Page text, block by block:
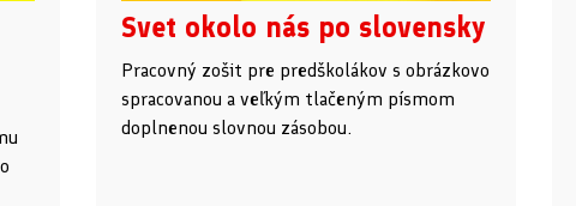
Svet okolo nás po slovensky
Pracovný zošit pre predškolákov s obrázkovo
spracovanou a veľkým tlačeným písmom
doplnenou slovnou zásobou.